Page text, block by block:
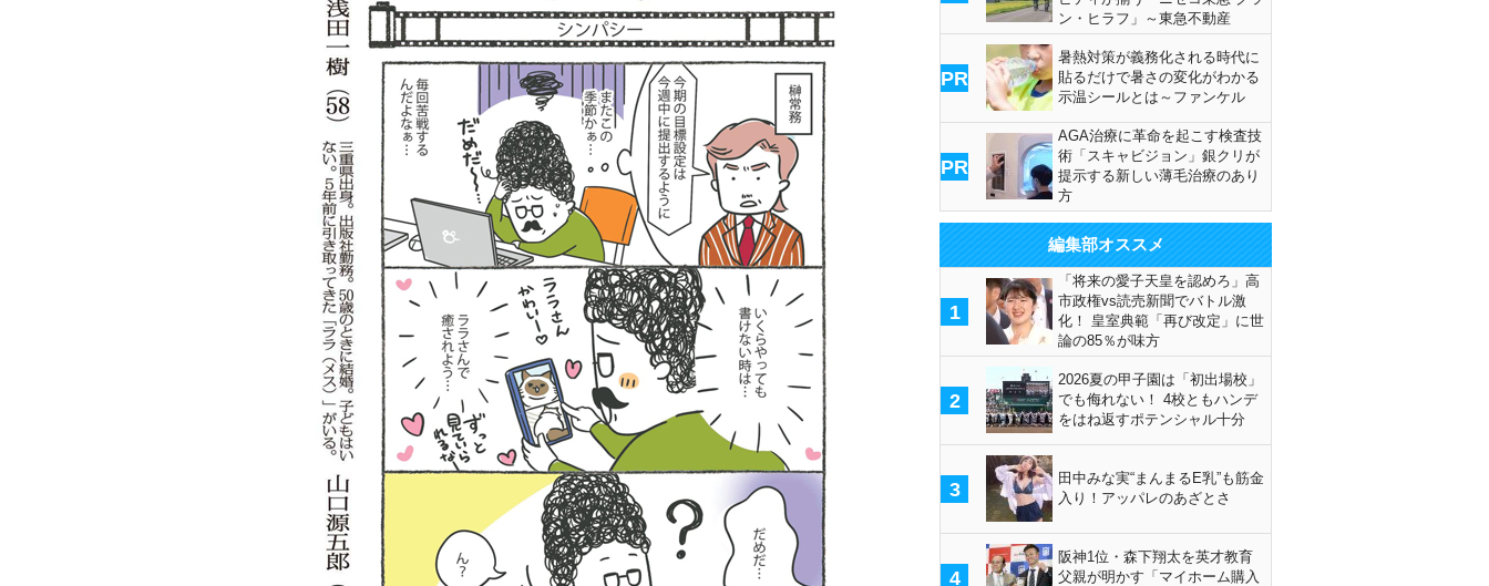
ン・ヒラフ」～東急不動産
PR
暑熱対策が義務化される時代に
貼るだけで暑さの変化がわかる
示温シールとは～ファンケル
PR
AGA治療に革命を起こす検査技
術「スキャビジョン」銀クリが
提示する新しい薄毛治療のあり
方
編集部オススメ
1
「将来の愛子天皇を認めろ」高
市政権vs読売新聞でバトル激
化！ 皇室典範「再び改定」に世
論の85％が味方
2
2026夏の甲子園は「初出場校」
でも侮れない！ 4校ともハンデ
をはね返すポテンシャル十分
3
田中みな実“まんまるE乳”も筋金
入り！アッパレのあざとさ
4
阪神1位・森下翔太を英才教育
父親が明かす「マイホーム購入